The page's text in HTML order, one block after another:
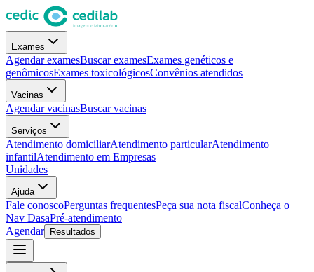
Exames
Agendar examesBuscar examesExames genéticos e
genômicosExames toxicológicosConvênios atendidos
Vacinas
Agendar vacinasBuscar vacinas
Serviços
Atendimento domiciliarAtendimento particularAtendimento
infantilAtendimento em Empresas
Unidades
Ajuda
Fale conoscoPerguntas frequentesPeça sua nota fiscalConheça o
Nav DasaPré-atendimento
Agendar
Resultados